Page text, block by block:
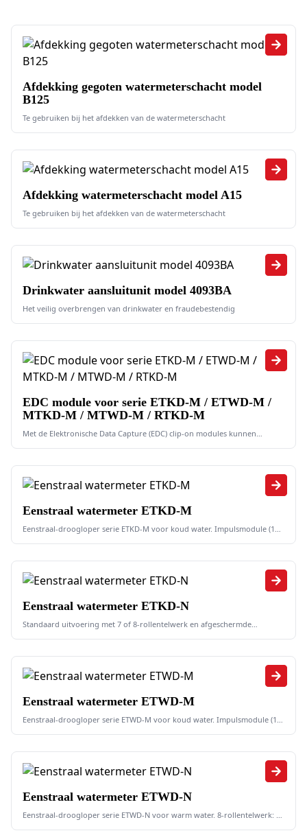
Alle Watermeters /
Afdekking gegoten watermeterschacht model
B125
Te gebruiken bij het afdekken van de watermeterschacht
Afdekking watermeterschacht model A15
Te gebruiken bij het afdekken van de watermeterschacht
Drinkwater aansluitunit model 4093BA
Het veilig overbrengen van drinkwater en fraudebestendig
EDC module voor serie ETKD-M / ETWD-M /
MTKD-M / MTWD-M / RTKD-M
Met de Elektronische Data Capture (EDC) clip-on modules kunnen
meetgegevens automatisch uitgelezen worden
Eenstraal watermeter ETKD-M
Eenstraal-droogloper serie ETKD-M voor koud water. Impulsmodule (1
l/impuls / 10 l/impuls)
Eenstraal watermeter ETKD-N
Standaard uitvoering met 7 of 8-rollentelwerk en afgeschermde
magneetkoppeling. Impulsmodule (1 l/impuls / 10 l/impuls)
Eenstraal watermeter ETWD-M
Eenstraal-droogloper serie ETWD-M voor koud water. Impulsmodule (1
l/impuls / 10 l/impuls)
Eenstraal watermeter ETWD-N
Eenstraal-droogloper serie ETWD-N voor warm water. 8-rollentelwerk: 1
l/impuls, 7-rollentelwerk: 10 l/impuls